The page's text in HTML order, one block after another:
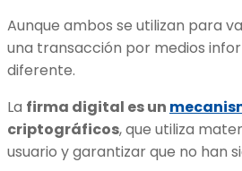
Aunque ambos se utilizan para
una transacción por medios
diferente.
La firma digital es un
criptográficos, que utiliza
usuario y garantizar que no han